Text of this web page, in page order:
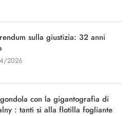
sulla giustizia: 32 anni
2026
con la gigantografia di
: tanti si alla flotilla fogliante